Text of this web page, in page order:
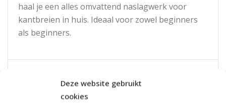
Deze website gebruikt
cookies
haal je een alles omvattend naslagwerk voor
kantbreien in huis. Ideaal voor zowel beginners
als beginners.